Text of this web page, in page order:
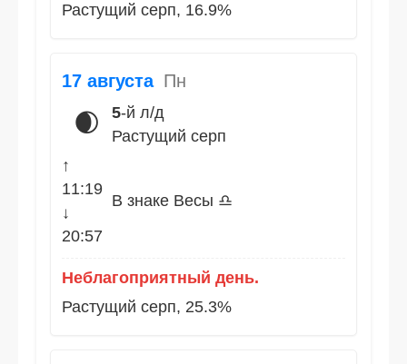
Растущий серп, 16.9%
17 августа Пн
🌒 5-й л/д
Растущий серп
↑
11:19
↓
20:57
В знаке Весы ♎
Неблагоприятный день.
Растущий серп, 25.3%